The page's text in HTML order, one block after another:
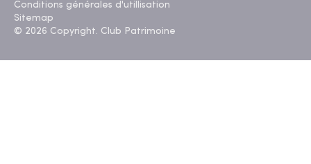
Conditions générales d'utillisation
Sitemap
© 2026 Copyright. Club Patrimoine